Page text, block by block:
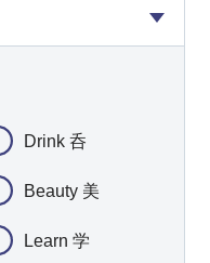
Drink 呑
Beauty 美
Learn 学